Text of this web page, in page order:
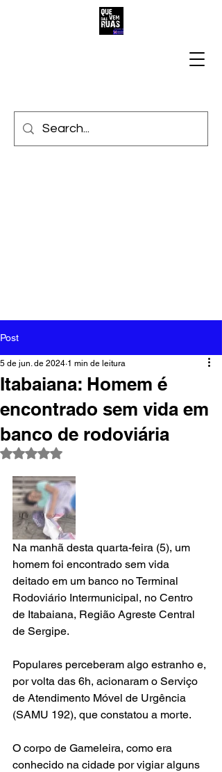
Post
Itabaiana: Homem é
encontrado sem vida em
banco de rodoviária
5 de jun. de 2024 1 min de leitura
Avaliado com NaN de 5 estrelas.
Na manhã desta quarta-feira (5), um
homem foi encontrado sem vida
deitado em um banco no Terminal
Rodoviário Intermunicipal, no Centro
de Itabaiana, Região Agreste Central
de Sergipe.
Populares perceberam algo estranho e,
por volta das 6h, acionaram o Serviço
de Atendimento Móvel de Urgência
(SAMU 192), que constatou a morte.
O corpo de Gameleira, como era
conhecido na cidade por vigiar alguns